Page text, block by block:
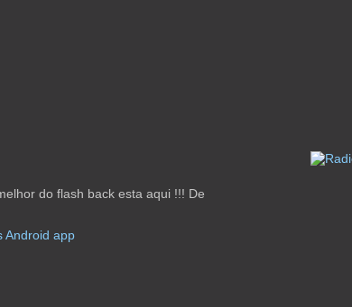
do flash back esta aqui !!! De